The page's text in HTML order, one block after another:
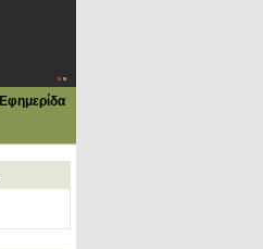
Εφημερίδα